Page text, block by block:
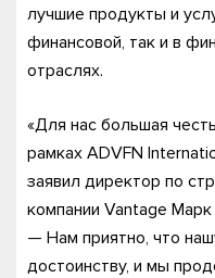
лучшие продукты и
финансовой, так и в
отраслях.
«Для нас большая
рамках ADVFN
заявил директор по
компании Vantage
— Нам приятно, что
достоинству, и мы